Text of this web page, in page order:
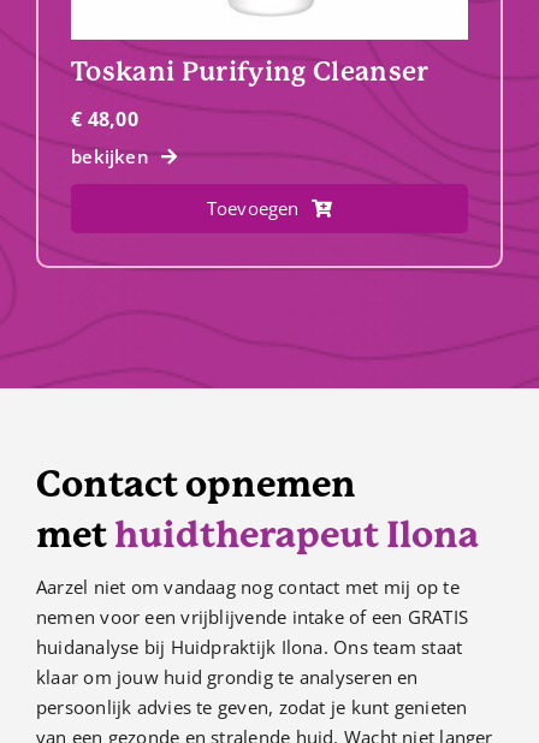
Toskani Purifying Cleanser
€ 48,00
bekijken
Toevoegen
Contact opnemen
methuidtherapeut Ilona
Aarzel niet om vandaag nog contact met mij op te
nemen voor een vrijblijvende intake of een GRATIS
huidanalyse bij Huidpraktijk Ilona. Ons team staat
klaar om jouw huid grondig te analyseren en
persoonlijk advies te geven, zodat je kunt genieten
van een gezonde en stralende huid. Wacht niet langer